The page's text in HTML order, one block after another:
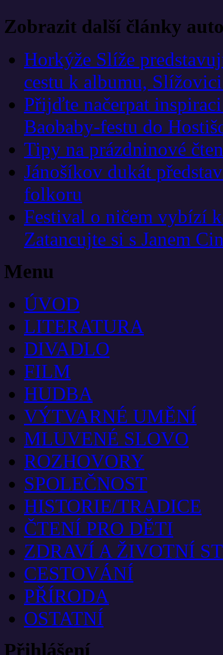
Zobrazit další články
Horkýže Slíže
cestu k albumu,
Přijďte načerpat
Baobaby-festu do
Tipy na prázdninové
Jánošíkov dukát
folkoru
Festival o ničem vybízí
Zatancujte si s Janem
Menu
ÚVOD
LITERATURA
DIVADLO
FILM
HUDBA
VÝTVARNÉ UMĚNÍ
MLUVENÉ SLOVO
ROZHOVORY
SPOLEČNOST
HISTORIE/TRADICE
ČTENÍ PRO DĚTI
ZDRAVÍ A ŽIVOTNÍ
CESTOVÁNÍ
PŘÍRODA
OSTATNÍ
Přihlášení